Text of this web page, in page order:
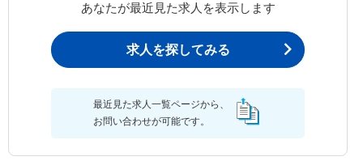
あなたが最近見た求人を表示します
求人を探してみる
最近見た求人一覧ページから、
お問い合わせが可能です。